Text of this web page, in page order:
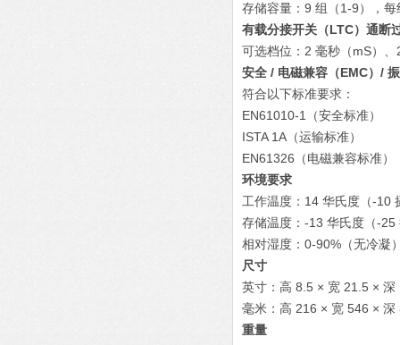
存储容量：9 组（1-9），
有载分接开关（LTC）通断
可选档位：2 毫秒（mS）
安全 / 电磁兼容（EMC）/
符合以下标准要求：
EN61010-1（安全标准）
ISTA 1A（运输标准）
EN61326（电磁兼容标准）
环境要求
工作温度：14 华氏度（-10
存储温度：-13 华氏度（-
相对湿度：0-90%（无冷凝
尺寸
英寸：高 8.5 × 宽 21.5 × 深
毫米：高 216 × 宽 546 × 深
重量